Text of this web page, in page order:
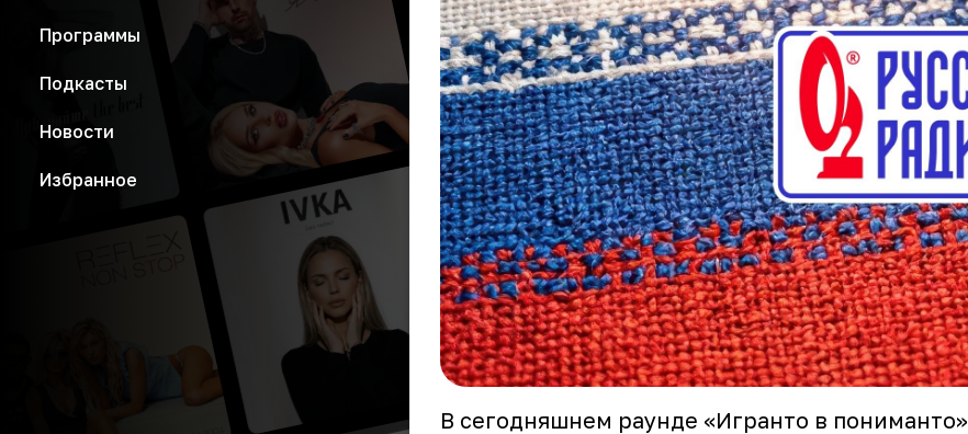
Программы
Подкасты
Новости
Избранное
В сегодняшнем раунде «Игранто в пониманто»